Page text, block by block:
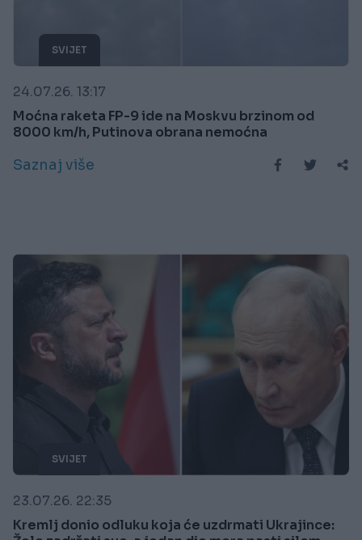
SVIJET
24.07.26. 13:17
Moćna raketa FP-9 ide na Moskvu brzinom od
8000 km/h, Putinova obrana nemoćna
Saznaj više
SVIJET
23.07.26. 22:35
Kremlj donio odluku koja će uzdrmati Ukrajince: